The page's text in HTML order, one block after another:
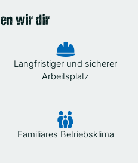
wir dir
Langfristiger und sicherer
Arbeitsplatz
Familiäres Betriebsklima